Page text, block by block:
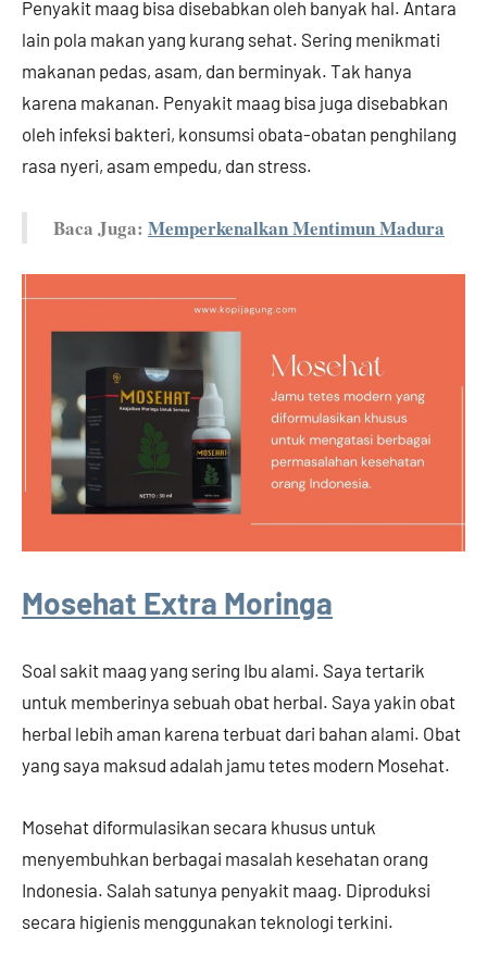
Penyakit maag bisa disebabkan oleh banyak hal. Antara
lain pola makan yang kurang sehat. Sering menikmati
makanan pedas, asam, dan berminyak. Tak hanya
karena makanan. Penyakit maag bisa juga disebabkan
oleh infeksi bakteri, konsumsi obata-obatan penghilang
rasa nyeri, asam empedu, dan stress.
Baca Juga: Memperkenalkan Mentimun Madura
Mosehat Extra Moringa
Soal sakit maag yang sering Ibu alami. Saya tertarik
untuk memberinya sebuah obat herbal. Saya yakin obat
herbal lebih aman karena terbuat dari bahan alami. Obat
yang saya maksud adalah jamu tetes modern Mosehat.
Mosehat diformulasikan secara khusus untuk
menyembuhkan berbagai masalah kesehatan orang
Indonesia. Salah satunya penyakit maag. Diproduksi
secara higienis menggunakan teknologi terkini.